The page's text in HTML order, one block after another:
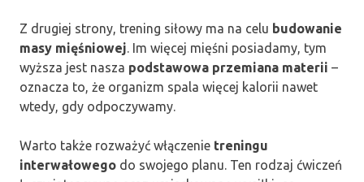
Z drugiej strony, trening siłowy ma na celu budowanie
masy mięśniowej. Im więcej mięśni posiadamy, tym
wyższa jest nasza podstawowa przemiana materii –
oznacza to, że organizm spala więcej kalorii nawet
wtedy, gdy odpoczywamy.
Warto także rozważyć włączenie treningu
interwałowego do swojego planu. Ten rodzaj ćwiczeń